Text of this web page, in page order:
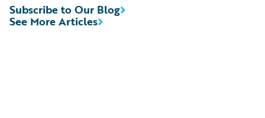
See More Articles
Subscribe to Our Blog